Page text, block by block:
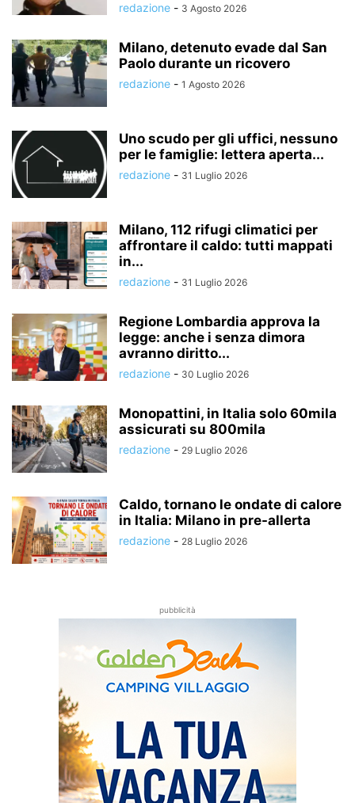
redazione - 3 Agosto 2026
Milano, detenuto evade dal San
Paolo durante un ricovero
redazione - 1 Agosto 2026
Uno scudo per gli uffici, nessuno
per le famiglie: lettera aperta...
redazione - 31 Luglio 2026
Milano, 112 rifugi climatici per
affrontare il caldo: tutti mappati
in...
redazione - 31 Luglio 2026
Regione Lombardia approva la
legge: anche i senza dimora
avranno diritto...
redazione - 30 Luglio 2026
Monopattini, in Italia solo 60mila
assicurati su 800mila
redazione - 29 Luglio 2026
Caldo, tornano le ondate di calore
in Italia: Milano in pre-allerta
redazione - 28 Luglio 2026
pubblicità